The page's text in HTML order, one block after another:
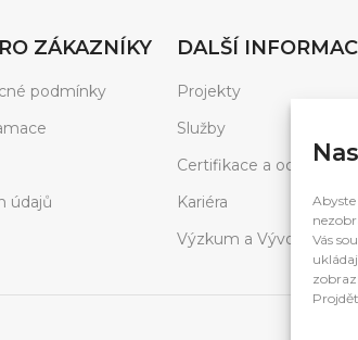
Vás
ZÁKAZNÍKY
podmínky
údajů
DALŠÍ
Projekty
Služby
Certifikace a ocenění
Kariéra
Výzkum a Vývoj